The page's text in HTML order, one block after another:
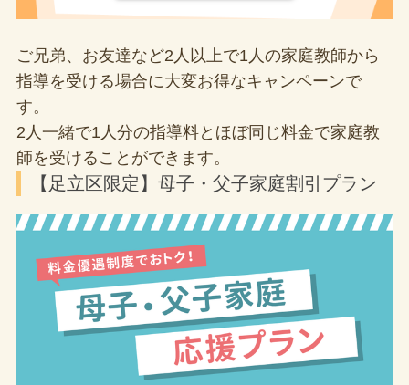
ご兄弟、お友達など2人以上で1人の家庭教師から
指導を受ける場合に大変お得なキャンペーンで
す。
2人一緒で1人分の指導料とほぼ同じ料金で家庭教
師を受けることができます。
【足立区限定】母子・父子家庭割引プラン